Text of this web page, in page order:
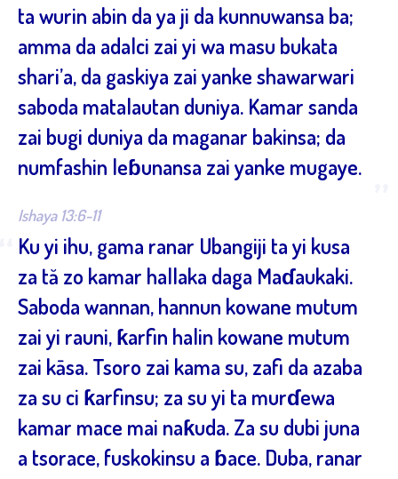
ta wurin abin da ya ji da kunnuwansa ba;
amma da adalci zai yi wa masu bukata
shari’a, da gaskiya zai yanke shawarwari
saboda matalautan duniya. Kamar sanda
zai bugi duniya da maganar bakinsa; da
numfashin leɓunansa zai yanke mugaye.
Ishaya 13:6-11
Ku yi ihu, gama ranar Ubangiji ta yi kusa
za tă zo kamar hallaka daga Maɗaukaki.
Saboda wannan, hannun kowane mutum
zai yi rauni, ƙarfin halin kowane mutum
zai kāsa. Tsoro zai kama su, zafi da azaba
za su ci ƙarfinsu; za su yi ta murɗewa
kamar mace mai naƙuda. Za su dubi juna
a tsorace, fuskokinsu a ɓace. Duba, ranar